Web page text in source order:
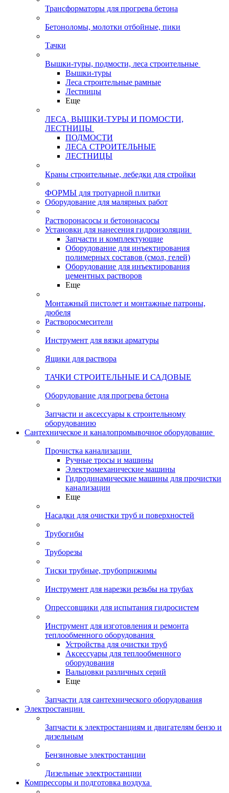
Трансформаторы для прогрева бетона
Бетоноломы, молотки отбойные, пики
Тачки
Вышки-туры, подмости, леса строительные
Вышки-туры
Леса строительные рамные
Лестницы
Еще
ЛЕСА, ВЫШКИ-ТУРЫ И ПОМОСТИ,
ЛЕСТНИЦЫ
ПОДМОСТИ
ЛЕСА СТРОИТЕЛЬНЫЕ
ЛЕСТНИЦЫ
Краны строительные, лебедки для стройки
ФОРМЫ для тротуарной плитки
Оборудование для малярных работ
Растворонасосы и бетононасосы
Установки для нанесения гидроизоляции
Запчасти и комплектующие
Оборудование для инъектирования
полимерных составов (смол, гелей)
Оборудование для инъектирования
цементных растворов
Еще
Монтажный пистолет и монтажные патроны,
дюбеля
Растворосмесители
Инструмент для вязки арматуры
Ящики для раствора
ТАЧКИ СТРОИТЕЛЬНЫЕ И САДОВЫЕ
Оборудование для прогрева бетона
Запчасти и аксессуары к строительному
оборудованию
Сантехническое и каналопромывочное оборудование
Прочистка канализации
Ручные тросы и машины
Электромеханические машины
Гидродинамические машины для прочистки
канализации
Еще
Насадки для очистки труб и поверхностей
Трубогибы
Труборезы
Тиски трубные, трубоприжимы
Инструмент для нарезки резьбы на трубах
Опрессовщики для испытания гидросистем
Инструмент для изготовления и ремонта
теплообменного оборудования
Устройства для очистки труб
Аксессуары для теплообменного
оборудования
Вальцовки различных серий
Еще
Запчасти для сантехнического оборудования
Электростанции
Запчасти к электростанциям и двигателям бензо и
дизельным
Бензиновые электростанции
Дизельные электростанции
Компрессоры и подготовка воздуха